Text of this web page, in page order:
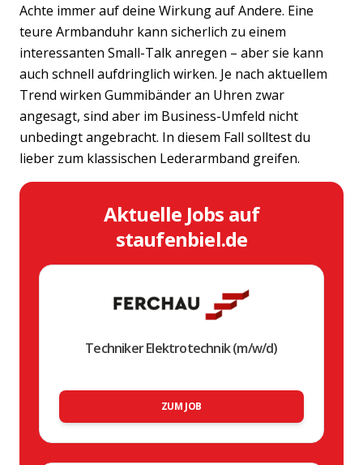
Achte immer auf deine Wirkung auf Andere. Eine
teure Armbanduhr kann sicherlich zu einem
interessanten Small-Talk anregen – aber sie kann
auch schnell aufdringlich wirken. Je nach aktuellem
Trend wirken Gummibänder an Uhren zwar
angesagt, sind aber im Business-Umfeld nicht
unbedingt angebracht. In diesem Fall solltest du
lieber zum klassischen Lederarmband greifen.
Aktuelle Jobs auf
staufenbiel.de
Techniker Elektrotechnik (m/w/d)
ZUM JOB